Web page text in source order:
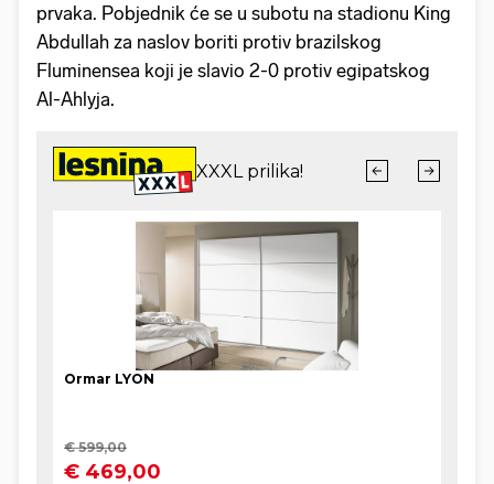
prvaka. Pobjednik će se u subotu na stadionu King
Abdullah za naslov boriti protiv brazilskog
Fluminensea koji je slavio 2-0 protiv egipatskog
Al-Ahlyja.